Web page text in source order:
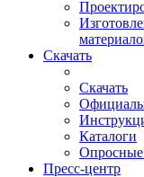
Скачать
Скачать
Каталоги
Пресс-центр